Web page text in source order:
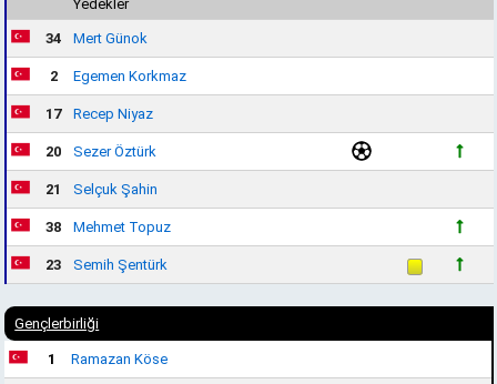
Yedekler
34 Mert Günok
2 Egemen Korkmaz
17 Recep Niyaz
20 Sezer Öztürk
21 Selçuk Şahin
38 Mehmet Topuz
23 Semih Şentürk
Gençlerbirliği
1 Ramazan Köse